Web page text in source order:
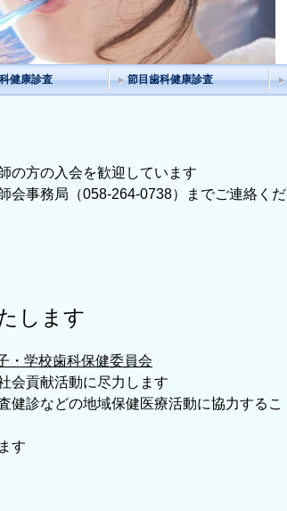
健康診査 節目歯科健康診査
の方の入会を歓迎しています
会事務局（058-264-0738）までご連絡くだ
します
学校歯科保健委員会
会貢献活動に尽力します
診などの地域保健医療活動に協力するこ
す